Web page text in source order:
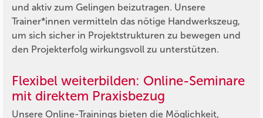
und aktiv zum Gelingen beizutragen. Unsere
Trainer*innen vermitteln das nötige Handwerkszeug,
um sich sicher in Projektstrukturen zu bewegen und
den Projekterfolg wirkungsvoll zu unterstützen.
Flexibel weiterbilden: Online-Seminare
mit direktem Praxisbezug
Unsere Online-Trainings bieten die Möglichkeit,